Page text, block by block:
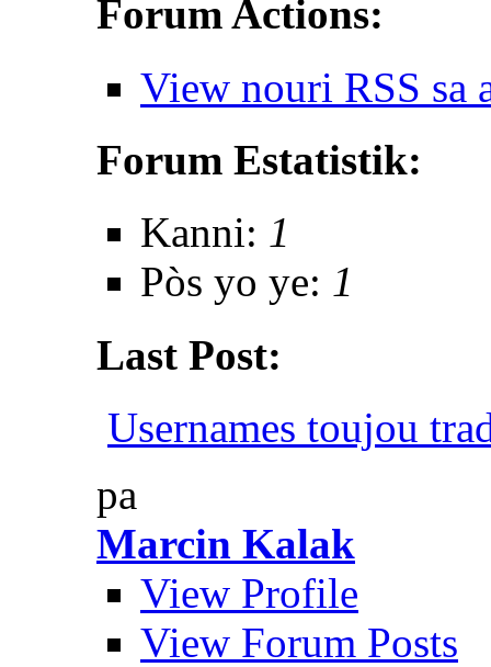
Forum Actions:
View nouri RSS sa
Forum Estatistik:
Kanni: 1
Pòs yo ye: 1
Last Post:
Usernames toujou
pa
Marcin Kalak
View Profile
View Forum Posts